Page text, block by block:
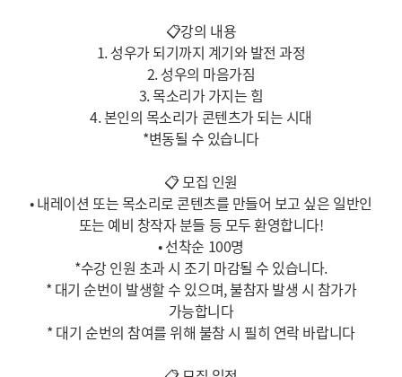
📋강의 내용
1. 성우가 되기까지 계기와 발전 과정
2. 성우의 마음가짐
3. 목소리가 가지는 힘
4. 본인의 목소리가 콘텐츠가 되는 시대
*변동될 수 있습니다
📋모집 인원
• 내레이션 또는 목소리로 콘텐츠를 만들어 보고 싶은 일반인
또는 예비 창작자 분들 등 모두 환영합니다!
• 선착순 100명
*수강 인원 초과 시 조기 마감될 수 있습니다.
* 대기 순번이 발생할 수 있으며, 불참자 발생 시 참가가
가능합니다
* 대기 순번의 참여를 위해 불참 시 필히 연락 바랍니다